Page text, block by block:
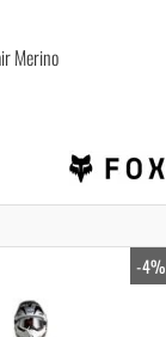
Merino
-4%